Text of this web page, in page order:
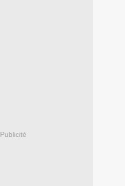
Publicité